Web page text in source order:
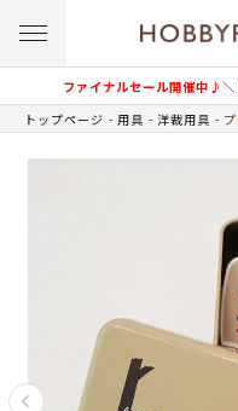
ファイナルセール開催中♪
トップページ 用具 洋裁用具